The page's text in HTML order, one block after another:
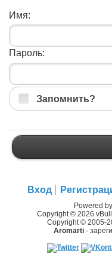
Имя:
Пароль:
Запомнить?
Вход
Powered by
Copyright © 2026
Copyright © 2005-
Aromarti-